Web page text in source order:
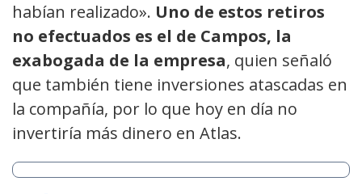
habían realizado». Uno de estos retiros
no efectuados es el de Campos, la
exabogada de la empresa, quien señaló
que también tiene inversiones atascadas en
la compañía, por lo que hoy en día no
invertiría más dinero en Atlas.